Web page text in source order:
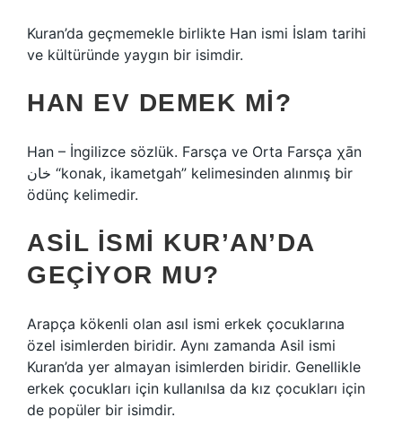
Kuran’da geçmemekle birlikte Han ismi İslam tarihi
ve kültüründe yaygın bir isimdir.
HAN EV DEMEK MI?
Han – İngilizce sözlük. Farsça ve Orta Farsça χān
خان “konak, ikametgah” kelimesinden alınmış bir
ödünç kelimedir.
ASIL ISMI KUR’AN’DA
GEÇIYOR MU?
Arapça kökenli olan asıl ismi erkek çocuklarına
özel isimlerden biridir. Aynı zamanda Asil ismi
Kuran’da yer almayan isimlerden biridir. Genellikle
erkek çocukları için kullanılsa da kız çocukları için
de popüler bir isimdir.